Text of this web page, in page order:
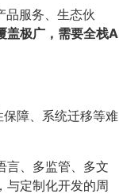
品服务、生态伙
盖极广，需要全栈A
障、系统迁移等难
言、多监管、多文
与定制化开发的周